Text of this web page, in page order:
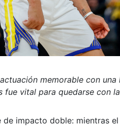
memorable con
fue vital para quedarse con
de impacto doble: mientras